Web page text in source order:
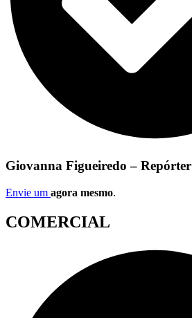
Giovanna Figueiredo – Repórter
Envie um agora mesmo.
COMERCIAL